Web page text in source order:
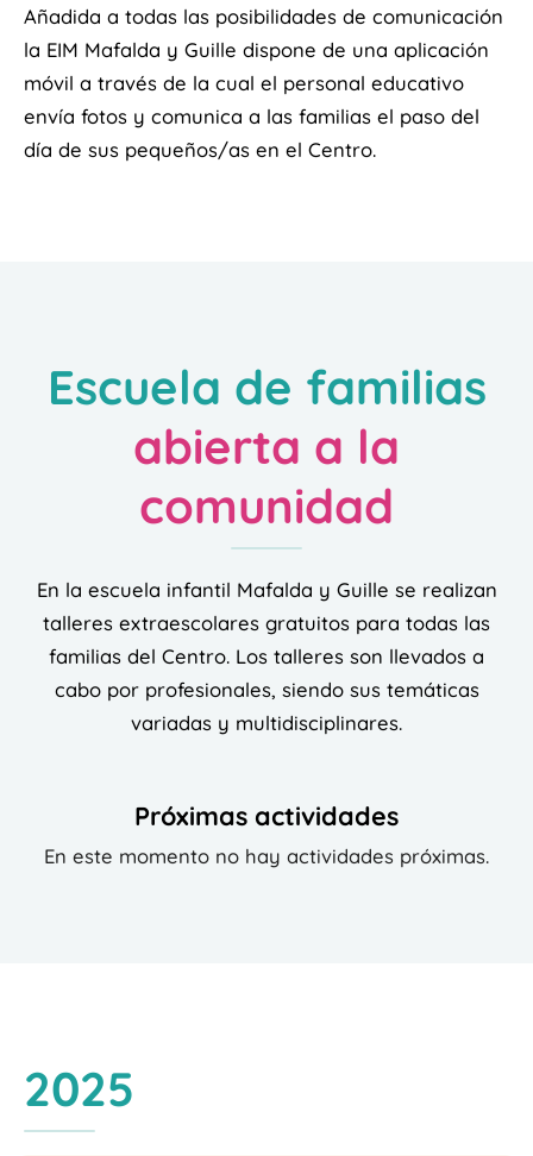
Añadida a todas las posibilidades de comunicación
la EIM Mafalda y Guille dispone de una aplicación
móvil a través de la cual el personal educativo
envía fotos y comunica a las familias el paso del
día de sus pequeños/as en el Centro.
Escuela de familias
abierta a la
comunidad
En la escuela infantil Mafalda y Guille se realizan
talleres extraescolares gratuitos para todas las
familias del Centro. Los talleres son llevados a
cabo por profesionales, siendo sus temáticas
variadas y multidisciplinares.
Próximas actividades
En este momento no hay actividades próximas.
2025